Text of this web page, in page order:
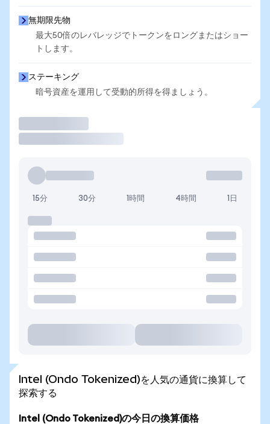
無期限先物
最大50倍のレバレッジでトークンをロングまたはショー
トします。
ステーキング
暗号資産を運用して受動的所得を得ましょう。
15分 30分 1時間 4時間 1日
Intel (Ondo Tokenized)を人気の通貨に換算して
探索する
Intel (Ondo Tokenized)の今日の換算価格